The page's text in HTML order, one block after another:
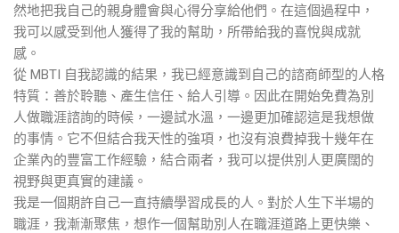
然地把我自己的親身體會與心得分享給他們。在這個過程中，
我可以感受到他人獲得了我的幫助，所帶給我的喜悅與成就
感。
從 MBTI 自我認識的結果，我已經意識到自己的諮商師型的人格
特質：善於聆聽、產生信任、給人引導。因此在開始免費為別
人做職涯諮詢的時候，一邊試水溫，一邊更加確認這是我想做
的事情。它不但結合我天性的強項，也沒有浪費掉我十幾年在
企業內的豐富工作經驗，結合兩者，我可以提供別人更廣闊的
視野與更真實的建議。
我是一個期許自己一直持續學習成長的人。對於人生下半場的
職涯，我漸漸聚焦，想作一個幫助別人在職涯道路上更快樂、